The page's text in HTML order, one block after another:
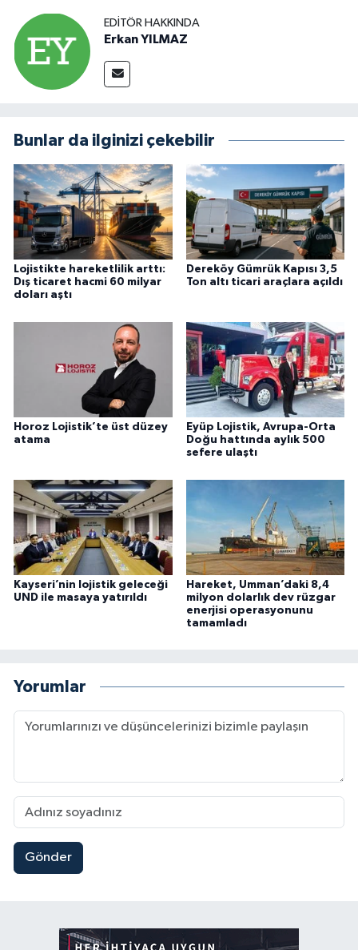
EDITÖR HAKKINDA
Erkan YILMAZ
Bunlar da ilginizi çekebilir
Lojistikte hareketlilik arttı:
Dış ticaret hacmi 60 milyar
doları aştı
Dereköy Gümrük Kapısı 3,5
Ton altı ticari araçlara açıldı
Horoz Lojistik’te üst düzey
atama
Eyüp Lojistik, Avrupa-Orta
Doğu hattında aylık 500
sefere ulaştı
Kayseri’nin lojistik geleceği
UND ile masaya yatırıldı
Hareket, Umman’daki 8,4
milyon dolarlık dev rüzgar
enerjisi operasyonunu
tamamladı
Yorumlar
Gönder